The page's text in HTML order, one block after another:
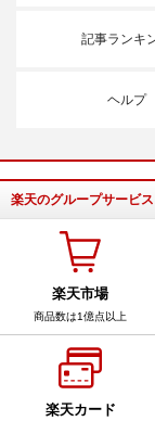
記事ランキ
ヘルプ
楽天のグループサービス
楽天市場
商品数は1億点以上
楽天カード